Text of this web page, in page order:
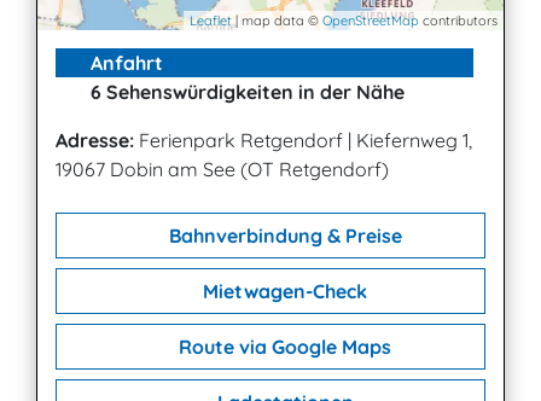
Leaflet| map data © OpenStreetMap contributors
Anfahrt
6 Sehenswürdigkeiten in der Nähe
Adresse: Ferienpark Retgendorf | Kiefernweg 1,
19067 Dobin am See (OT Retgendorf)
Bahnverbindung & Preise
Mietwagen-Check
Route via Google Maps